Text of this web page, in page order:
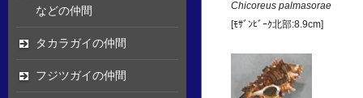
Chicoreus palmasorae
[ﾓｻﾞﾝﾋﾞｰｸ北部:8.9cm]
などの仲間
タカラガイの仲間
フジツガイの仲間